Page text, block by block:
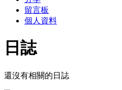
留言板
個人資料
日誌
還沒有相關的日誌